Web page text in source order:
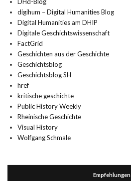
digihum – Digital Humanities Blog
Digital Humanities am DHIP
Digitale Geschichtswissenschaft
FactGrid
Geschichten aus der Geschichte
Geschichtsblog
Geschichtsblog SH
href
kritische geschichte
Public History Weekly
Rheinische Geschichte
Visual History
Wolfgang Schmale
Empfehlungen